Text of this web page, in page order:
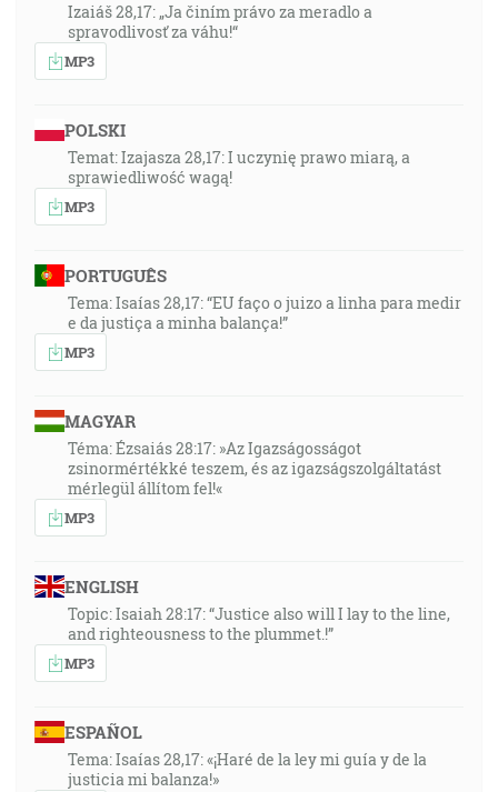
Izaiáš 28,17: „Ja činím právo za meradlo a
spravodlivosť za váhu!“
MP3
POLSKI
Temat: Izajasza 28,17: I uczynię prawo miarą, a
sprawiedliwość wagą!
MP3
PORTUGUÊS
Tema: Isaías 28,17: “EU faço o juizo a linha para medir
e da justiça a minha balança!”
MP3
MAGYAR
Téma: Ézsaiás 28:17: »Az Igazságosságot
zsinormértékké teszem, és az igazságszolgáltatást
mérlegül állítom fel!«
MP3
ENGLISH
Topic: Isaiah 28:17: “Justice also will I lay to the line,
and righteousness to the plummet.!”
MP3
ESPAÑOL
Tema: Isaías 28,17: «¡Haré de la ley mi guía y de la
justicia mi balanza!»